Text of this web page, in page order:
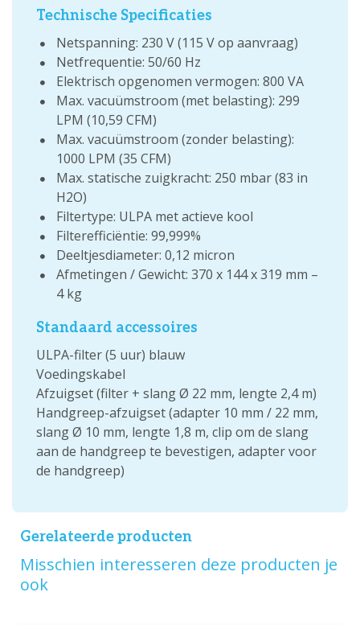
Technische Specificaties
Netspanning: 230 V (115 V op aanvraag)
Netfrequentie: 50/60 Hz
Elektrisch opgenomen vermogen: 800 VA
Max. vacuümstroom (met belasting): 299
LPM (10,59 CFM)
Max. vacuümstroom (zonder belasting):
1000 LPM (35 CFM)
Max. statische zuigkracht: 250 mbar (83 in
H2O)
Filtertype: ULPA met actieve kool
Filterefficiëntie: 99,999%
Deeltjesdiameter: 0,12 micron
Afmetingen / Gewicht: 370 x 144 x 319 mm –
4 kg
Standaard accessoires
ULPA-filter (5 uur) blauw
Voedingskabel
Afzuigset (filter + slang Ø 22 mm, lengte 2,4 m)
Handgreep-afzuigset (adapter 10 mm / 22 mm,
slang Ø 10 mm, lengte 1,8 m, clip om de slang
aan de handgreep te bevestigen, adapter voor
de handgreep)
Gerelateerde producten
Misschien interesseren deze producten je
ook